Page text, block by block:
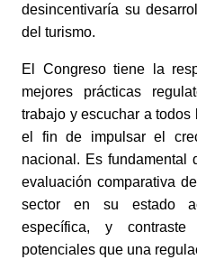
desincentivaría su
del turismo.
El Congreso tiene la
mejores prácticas
trabajo y escuchar a
el fin de impulsar el
nacional. Es fundamental
evaluación comparativa
sector en su estado
específica, y
potenciales que una